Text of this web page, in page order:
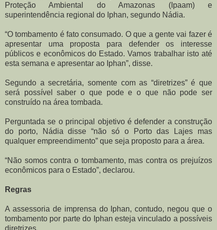
Proteção Ambiental do Amazonas (Ipaam) e
superintendência regional do Iphan, segundo Nádia.
“O tombamento é fato consumado. O que a gente vai fazer é
apresentar uma proposta para defender os interesse
públicos e econômicos do Estado. Vamos trabalhar isto até
esta semana e apresentar ao Iphan”, disse.
Segundo a secretária, somente com as “diretrizes” é que
será possível saber o que pode e o que não pode ser
construído na área tombada.
Perguntada se o principal objetivo é defender a construção
do porto, Nádia disse “não só o Porto das Lajes mas
qualquer empreendimento” que seja proposto para a área.
“Não somos contra o tombamento, mas contra os prejuízos
econômicos para o Estado”, declarou.
Regras
A assessoria de imprensa do Iphan, contudo, negou que o
tombamento por parte do Iphan esteja vinculado a possíveis
diretrizes.